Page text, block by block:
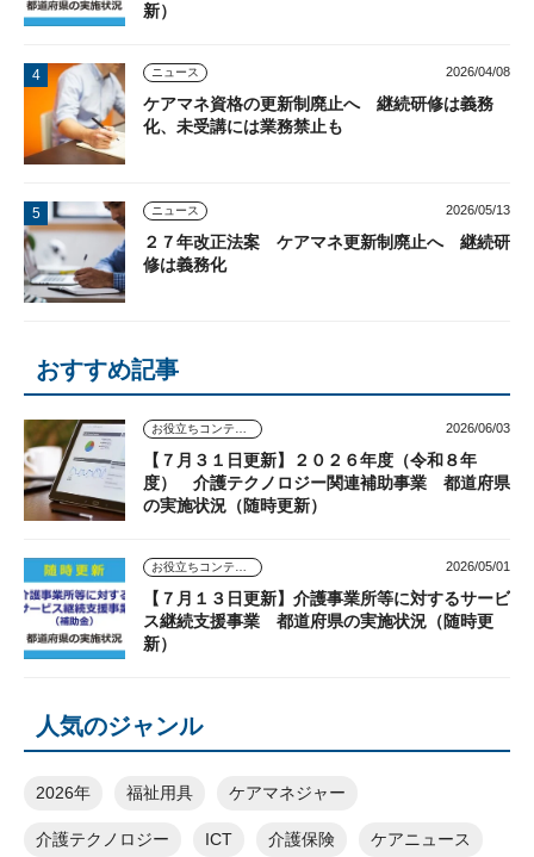
新）
ニュース 2026/04/08
ケアマネ資格の更新制廃止へ 継続研修は義務
化、未受講には業務禁止も
ニュース 2026/05/13
２７年改正法案 ケアマネ更新制廃止へ 継続研
修は義務化
おすすめ記事
お役立ちコンテンツ 2026/06/03
【７月３１日更新】２０２６年度（令和８年
度） 介護テクノロジー関連補助事業 都道府県
の実施状況（随時更新）
お役立ちコンテンツ 2026/05/01
【７月１３日更新】介護事業所等に対するサービ
ス継続支援事業 都道府県の実施状況（随時更
新）
人気のジャンル
2026年 福祉用具 ケアマネジャー
介護テクノロジー ICT 介護保険 ケアニュース